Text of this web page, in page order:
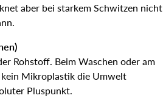
aber bei starkem Schwitzen nicht
Rohstoff. Beim Waschen oder am
kein Mikroplastik die Umwelt
Pluspunkt.